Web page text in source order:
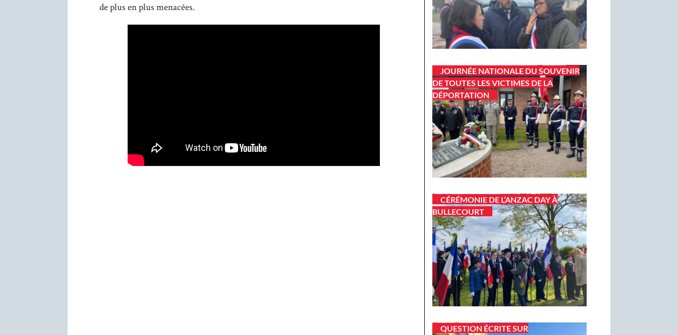
de plus en plus menacées.
JOURNÉE NATIONALE DU SOUVENIR
DE TOUTES LES VICTIMES DE LA
DÉPORTATION
CÉRÉMONIE DE L’ANZAC DAY À
BULLECOURT
QUESTION ÉCRITE SUR